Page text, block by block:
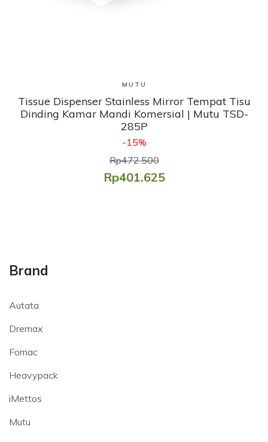
Brand
Autata
Dremax
Fomac
Heavypack
iMettos
Mutu
Lihat Produk
MUTU
Tissue Dispenser Stainless Mirror Tempat Tisu
Dinding Kamar Mandi Komersial | Mutu TSD-
285P
-15%
Rp472.500
Rp401.625